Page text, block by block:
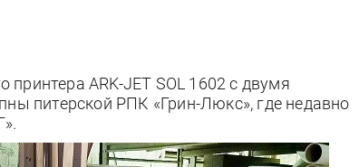
ARK-JET SOL 1602 с двумя
питерской РПК «Грин-Люкс», где недавно